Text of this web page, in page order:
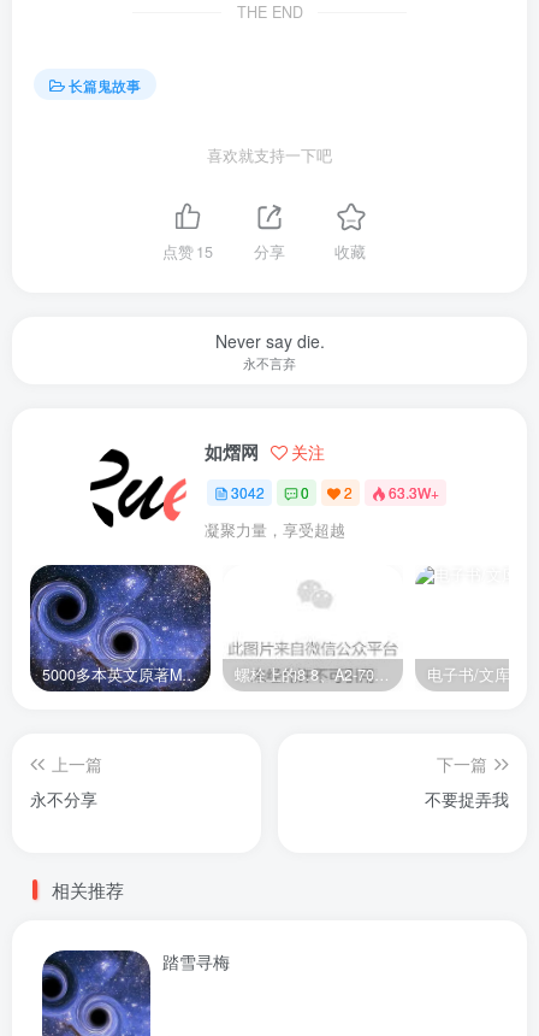
THE END
长篇鬼故事
喜欢就支持一下吧
点赞15 分享 收藏
Never say die.
永不言弃
如熠网 关注
3042 0 2 63.3W+
凝聚力量，享受超越
5000多本英文原著MOBI+AZW3格式电子书百度云网盘打包下载 螺栓上的8.8、A2-70是什么意思？ 电子书/文库
上一篇
永不分享
下一篇
不要捉弄我
相关推荐
踏雪寻梅